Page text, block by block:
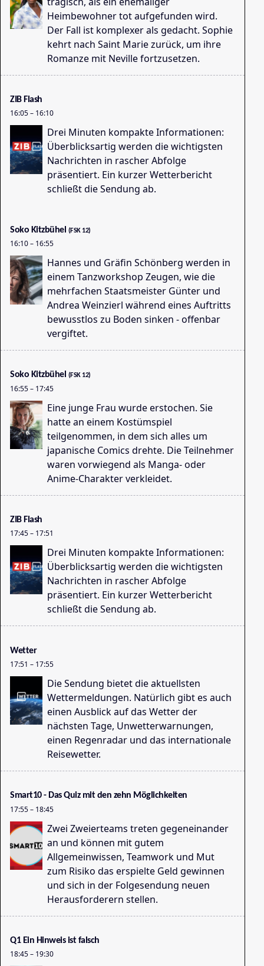
Heimbewohner tot aufgefunden wird.
Der Fall ist komplexer als gedacht. Sophie
kehrt nach Saint Marie zurück, um ihre
Romanze mit Neville fortzusetzen.
ZIB Flash
16:05– 16:10
Drei Minuten kompakte Informationen:
Überblicksartig werden die wichtigsten
Nachrichten in rascher Abfolge
präsentiert. Ein kurzer Wetterbericht
schließt die Sendung ab.
Soko Kitzbühel (FSK 12)
16:10– 16:55
Hannes und Gräfin Schönberg werden in
einem Tanzworkshop Zeugen, wie die
mehrfachen Staatsmeister Günter und
Andrea Weinzierl während eines Auftritts
bewusstlos zu Boden sinken - offenbar
vergiftet.
Soko Kitzbühel (FSK 12)
16:55– 17:45
Eine junge Frau wurde erstochen. Sie
hatte an einem Kostümspiel
teilgenommen, in dem sich alles um
japanische Comics drehte. Die Teilnehmer
waren vorwiegend als Manga- oder
Anime-Charakter verkleidet.
ZIB Flash
17:45– 17:51
Drei Minuten kompakte Informationen:
Überblicksartig werden die wichtigsten
Nachrichten in rascher Abfolge
präsentiert. Ein kurzer Wetterbericht
schließt die Sendung ab.
Wetter
17:51 – 17:55
Die Sendung bietet die aktuellsten
Wettermeldungen. Natürlich gibt es auch
einen Ausblick auf das Wetter der
nächsten Tage, Unwetterwarnungen,
einen Regenradar und das internationale
Reisewetter.
Smart10 - Das Quiz mit den zehn Möglichkeiten
17:55– 18:45
Zwei Zweierteams treten gegeneinander
an und können mit gutem
Allgemeinwissen, Teamwork und Mut
zum Risiko das erspielte Geld gewinnen
und sich in der Folgesendung neuen
Herausforderern stellen.
Q1 Ein Hinweis ist falsch
18:45– 19:30